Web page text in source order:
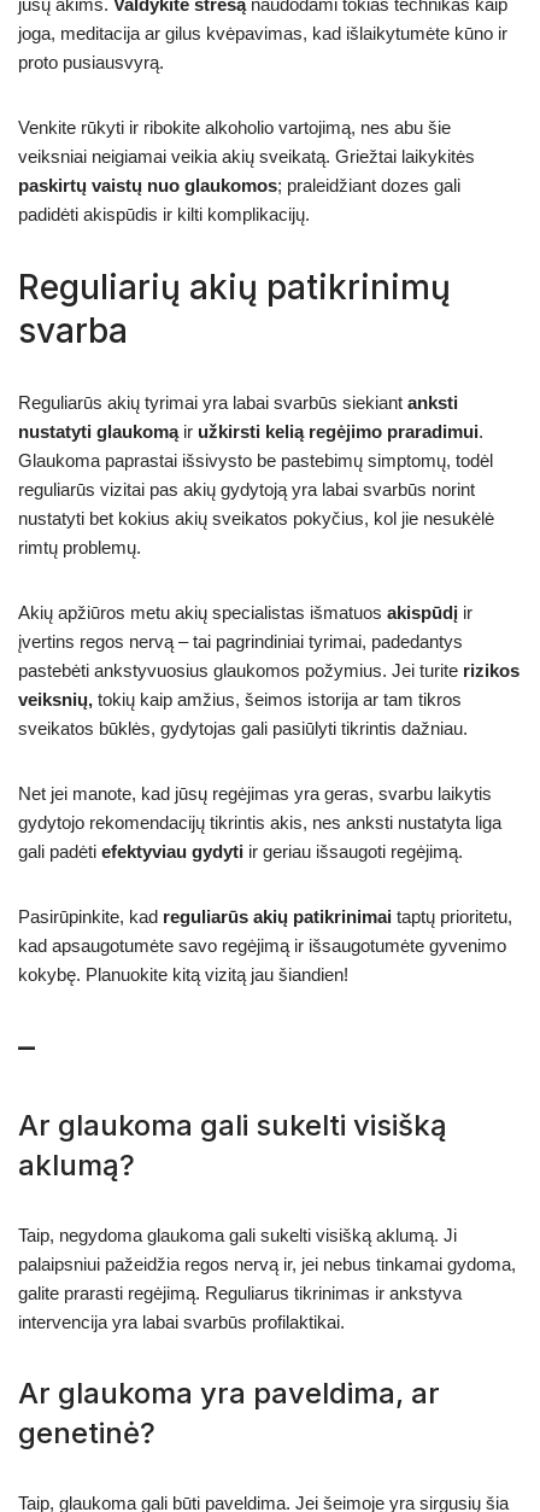
joga, meditacija ar gilus kvėpavimas, kad išlaikytumėte kūno ir
proto pusiausvyrą.
Venkite rūkyti ir ribokite alkoholio vartojimą, nes abu šie
veiksniai neigiamai veikia akių sveikatą. Griežtai laikykitės
paskirtų vaistų nuo glaukomos; praleidžiant dozes gali
padidėti akispūdis ir kilti komplikacijų.
Reguliarių akių patikrinimų
svarba
Reguliarūs akių tyrimai yra labai svarbūs siekiant anksti
nustatyti glaukomąir užkirsti kelią regėjimo praradimui.
Glaukoma paprastai išsivysto be pastebimų simptomų, todėl
reguliarūs vizitai pas akių gydytoją yra labai svarbūs norint
nustatyti bet kokius akių sveikatos pokyčius, kol jie nesukėlė
rimtų problemų.
Akių apžiūros metu akių specialistas išmatuos akispūdį ir
įvertins regos nervą – tai pagrindiniai tyrimai, padedantys
pastebėti ankstyvuosius glaukomos požymius. Jei turite rizikos
veiksnių, tokių kaip amžius, šeimos istorija ar tam tikros
sveikatos būklės, gydytojas gali pasiūlyti tikrintis dažniau.
Net jei manote, kad jūsų regėjimas yra geras, svarbu laikytis
gydytojo rekomendacijų tikrintis akis, nes anksti nustatyta liga
gali padėti efektyviau gydyti ir geriau išsaugoti regėjimą.
Pasirūpinkite, kad reguliarūs akių patikrinimai taptų prioritetu,
kad apsaugotumėte savo regėjimą ir išsaugotumėte gyvenimo
kokybę. Planuokite kitą vizitą jau šiandien!
–
Ar glaukoma gali sukelti visišką
aklumą?
Taip, negydoma glaukoma gali sukelti visišką aklumą. Ji
palaipsniui pažeidžia regos nervą ir, jei nebus tinkamai gydoma,
galite prarasti regėjimą. Reguliarus tikrinimas ir ankstyva
intervencija yra labai svarbūs profilaktikai.
Ar glaukoma yra paveldima, ar
genetinė?
Taip, glaukoma gali būti paveldima. Jei šeimoje yra sirgusių šia